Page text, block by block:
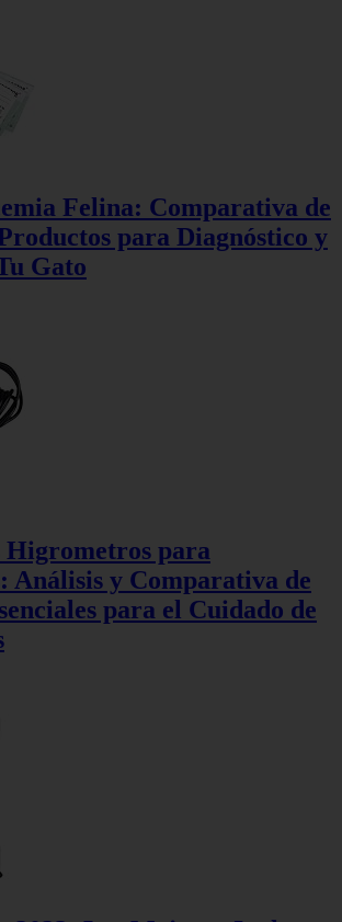
Felina: Comparativa de
para Diagnóstico y
Gato
Higrometros para
Análisis y Comparativa de
para el Cuidado de